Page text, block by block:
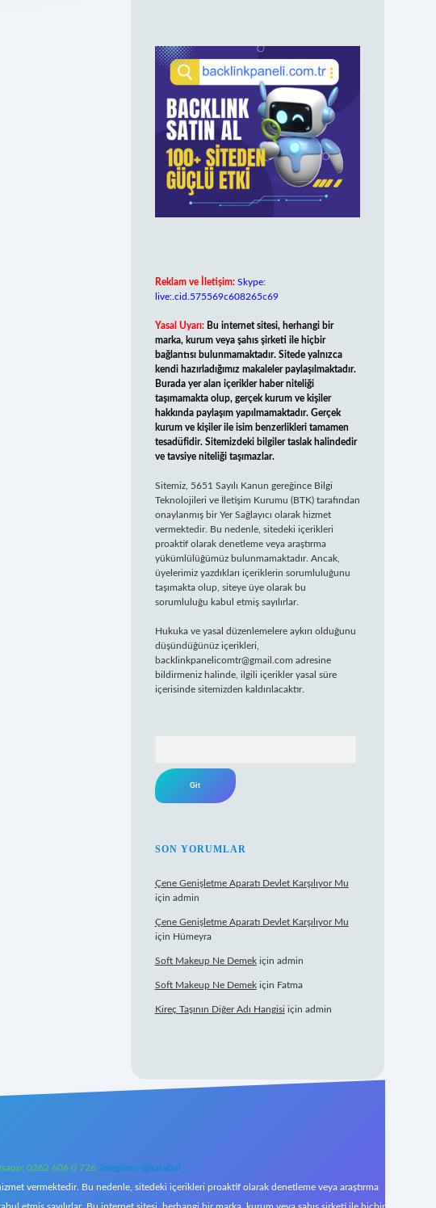
Reklam ve İletişim: Skype:
live:.cid.575569c608265c69
Yasal Uyarı: Bu internet sitesi, herhangi bir
marka, kurum veya şahıs şirketi ile hiçbir
bağlantısı bulunmamaktadır. Sitede yalnızca
kendi hazırladığımız makaleler paylaşılmaktadır.
Burada yer alan içerikler haber niteliği
taşımamakta olup, gerçek kurum ve kişiler
hakkında paylaşım yapılmamaktadır. Gerçek
kurum ve kişiler ile isim benzerlikleri tamamen
tesadüfidir. Sitemizdeki bilgiler taslak halindedir
ve tavsiye niteliği taşımazlar.
Sitemiz, 5651 Sayılı Kanun gereğince Bilgi
Teknolojileri ve İletişim Kurumu (BTK) tarafından
onaylanmış bir Yer Sağlayıcı olarak hizmet
vermektedir. Bu nedenle, sitedeki içerikleri
proaktif olarak denetleme veya araştırma
yükümlülüğümüz bulunmamaktadır. Ancak,
üyelerimiz yazdıkları içeriklerin sorumluluğunu
taşımakta olup, siteye üye olarak bu
sorumluluğu kabul etmiş sayılırlar.
Hukuka ve yasal düzenlemelere aykırı olduğunu
düşündüğünüz içerikleri,
backlinkpanelicomtr@gmail.com adresine
bildirmeniz halinde, ilgili içerikler yasal süre
içerisinde sitemizden kaldırılacaktır.
SON YORUMLAR
Çene Genişletme Aparatı Devlet Karşılıyor Mu
için admin
Çene Genişletme Aparatı Devlet Karşılıyor Mu
için Hümeyra
Soft Makeup Ne Demekiçin admin
Soft Makeup Ne Demekiçin Fatma
Kireç Taşının Diğer Adı Hangisi için admin
0262 606 0 726 Telegram: @karabul
vermektedir. Bu nedenle, sitedeki içerikleri proaktif olarak denetleme veya araştırma